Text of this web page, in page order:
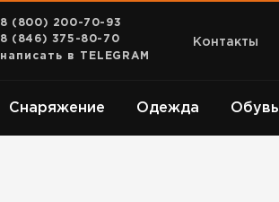
8 (800) 200-70-93
8 (846) 375-80-70
написать в TELEGRAM
Контакты
Снаряжение Одежда Обувь